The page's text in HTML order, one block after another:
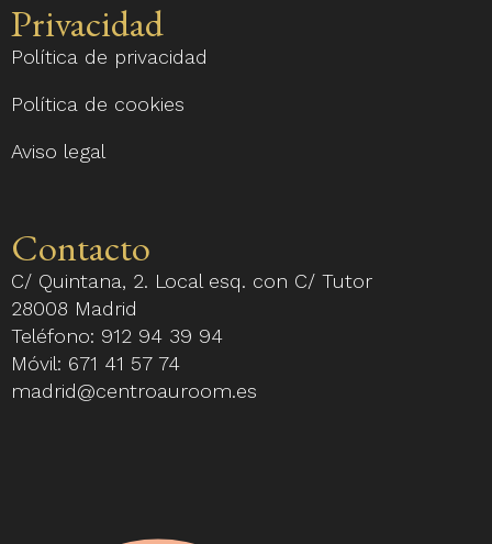
Privacidad
Política de privacidad
Política de cookies
Aviso legal
Contacto
C/ Quintana, 2. Local esq. con C/ Tutor
28008 Madrid
Teléfono: 912 94 39 94
Móvil: 671 41 57 74
madrid@centroauroom.es